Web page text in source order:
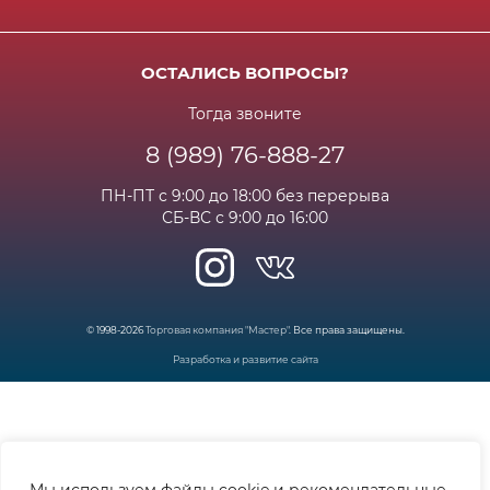
Возрат и гарантия
Часто задаваемые вопросы
ОСТАЛИСЬ ВОПРОСЫ?
Тогда звоните
8 (989) 76-888-27
ПН-ПТ с 9:00 до 18:00 без перерыва
СБ-ВС с 9:00 до 16:00
© 1998-2026Торговая компания "Мастер". Все права защищены.
Разработка и развитие сайта